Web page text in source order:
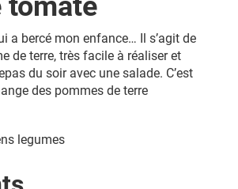
a bercé mon enfance… Il s’agit de
de terre, très facile à réaliser et
du soir avec une salade. C’est
des pommes de terre
legumes